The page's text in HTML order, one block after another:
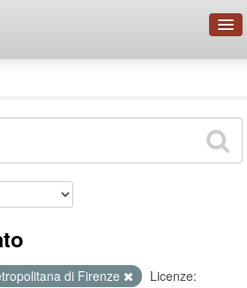
Organizzazioni
di Firenze
Licenze: